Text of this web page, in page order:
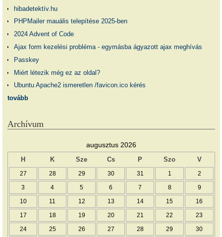
hibadetektív.hu
PHPMailer mauális telepítése 2025-ben
2024 Advent of Code
Ajax form kezelési probléma - egymásba ágyazott ajax meghívás
Passkey
Miért létezik még ez az oldal?
Ubuntu Apache2 ismeretlen /favicon.ico kérés
tovább
Archívum
augusztus 2026
H K Sze Cs P Szo V
27 28 29 30 31 1 2
3 4 5 6 7 8 9
10 11 12 13 14 15 16
17 18 19 20 21 22 23
24 25 26 27 28 29 30